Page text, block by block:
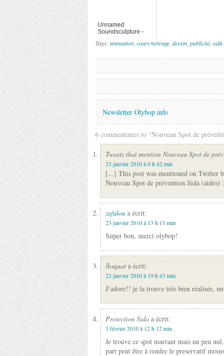
Unnamed
Soundsculpture -
"sableuse"
Tags: animation court métrage dessin publicité sida
Newsletter Olybop.info
6 commentaires to “Nouveau Spot de
Tweets that mention Nouveau Spot de
23 janvier 2010 à 0 h 42 min
[...] This post was mentioned on Twitter
Nouveau Spot de prévention Sida
zefulon a écrit:
23 janvier 2010 à 13 h 13 min
Super bon, merci olybop!
lbsquat a écrit:
23 janvier 2010 à 19 h 43 min
J’adore!! je la trouve très bien réalisée,
Protection Sida a écrit:
3 février 2010 à 12 h 12 min
Je trouve ce spot marrant mais un peu
part peut être à rendre le preservatif